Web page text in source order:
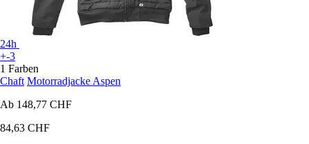
24h
+-3
1 Farben
Chaft Motorradjacke Aspen
Ab 148,77 CHF
84,63 CHF